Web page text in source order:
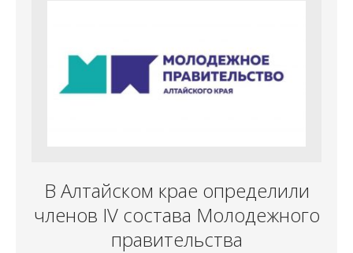
В Алтайском крае определили
членов IV состава Молодежного
правительства